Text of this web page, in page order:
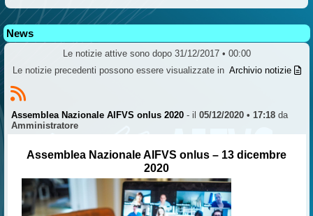
News
Le notizie attive sono dopo 31/12/2017 • 00:00
Le notizie precedenti possono essere visualizzate in Archivio notizie
Assemblea Nazionale AIFVS onlus 2020 - il 05/12/2020 • 17:18da
Amministratore
Assemblea Nazionale AIFVS onlus – 13 dicembre
2020